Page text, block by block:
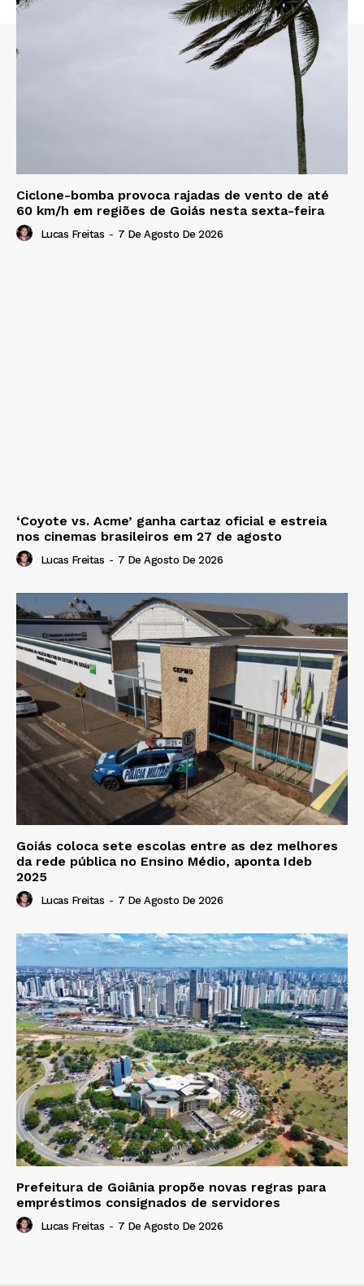
Ciclone-bomba provoca rajadas de vento de até
60 km/h em regiões de Goiás nesta sexta-feira
Lucas Freitas - 7 De Agosto De 2026
‘Coyote vs. Acme’ ganha cartaz oficial e estreia
nos cinemas brasileiros em 27 de agosto
Lucas Freitas - 7 De Agosto De 2026
Goiás coloca sete escolas entre as dez melhores
da rede pública no Ensino Médio, aponta Ideb
2025
Lucas Freitas - 7 De Agosto De 2026
Prefeitura de Goiânia propõe novas regras para
empréstimos consignados de servidores
Lucas Freitas - 7 De Agosto De 2026